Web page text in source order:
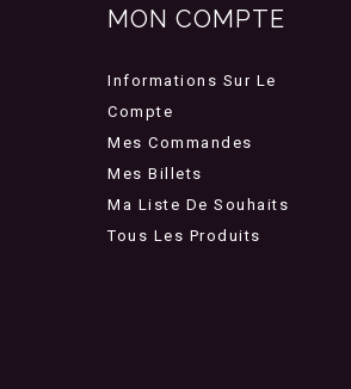
MON COMPTE
Informations Sur Le
Compte
Mes Commandes
Mes Billets
Ma Liste De Souhaits
Tous Les Produits